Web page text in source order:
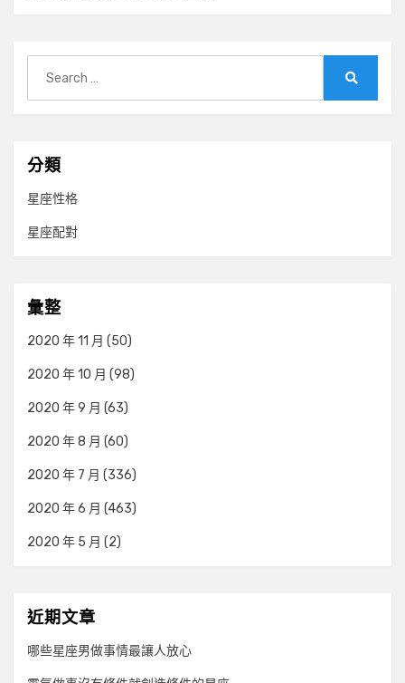
for:
分類
星座性格
星座配對
彙整
2020 年 11 月 (50)
2020 年 10 月 (98)
2020 年 9 月 (63)
2020 年 8 月 (60)
2020 年 7 月 (336)
2020 年 6 月 (463)
2020 年 5 月 (2)
近期文章
哪些星座男做事情最讓人放心